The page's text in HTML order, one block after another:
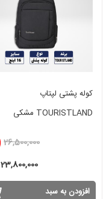
کوله پشتی لپتاپ
TOURISTLAND مشکی
26,500,000
23,800,000 ریال
افزودن به سبد